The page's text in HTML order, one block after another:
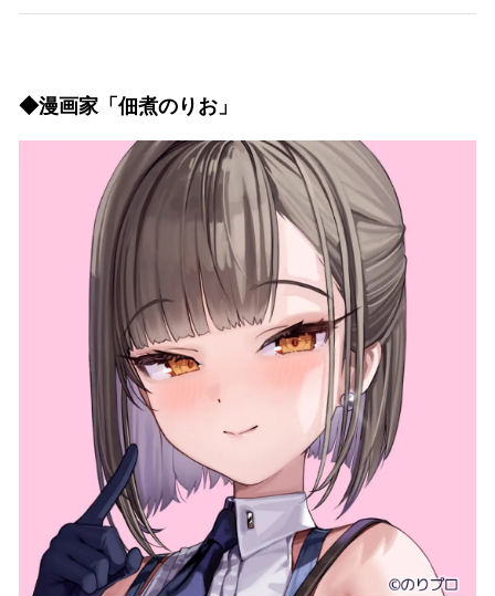
◆漫画家「佃煮のりお」